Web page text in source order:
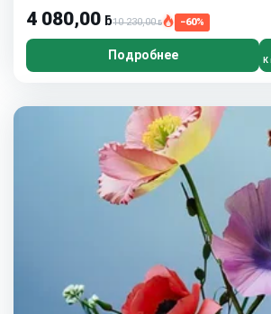
4 080,00 ƃ10 230,00ƃ −60%
Подробнее К